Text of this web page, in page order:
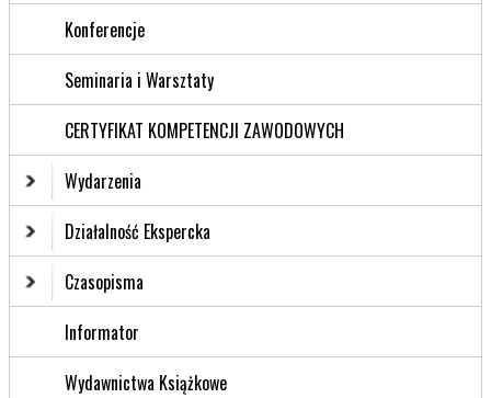
Konferencje
Seminaria i Warsztaty
CERTYFIKAT KOMPETENCJI ZAWODOWYCH
Wydarzenia
Działalność Ekspercka
Czasopisma
Informator
Wydawnictwa Książkowe